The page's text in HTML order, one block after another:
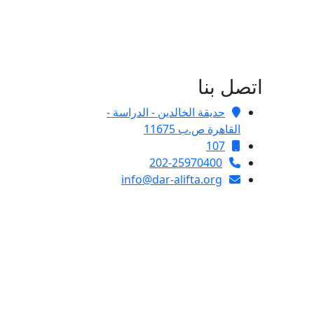
اتصل بنا
حديقة الخالدين - الدراسة -
القاهرة ص.ب 11675
107
202-25970400
info@dar-alifta.org